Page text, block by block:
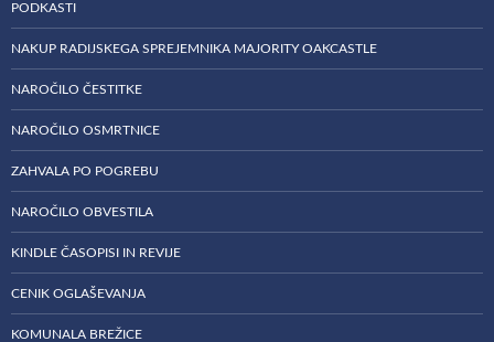
PODKASTI
NAKUP RADIJSKEGA SPREJEMNIKA MAJORITY OAKCASTLE
NAROČILO ČESTITKE
NAROČILO OSMRTNICE
ZAHVALA PO POGREBU
NAROČILO OBVESTILA
KINDLE ČASOPISI IN REVIJE
CENIK OGLAŠEVANJA
KOMUNALA BREŽICE